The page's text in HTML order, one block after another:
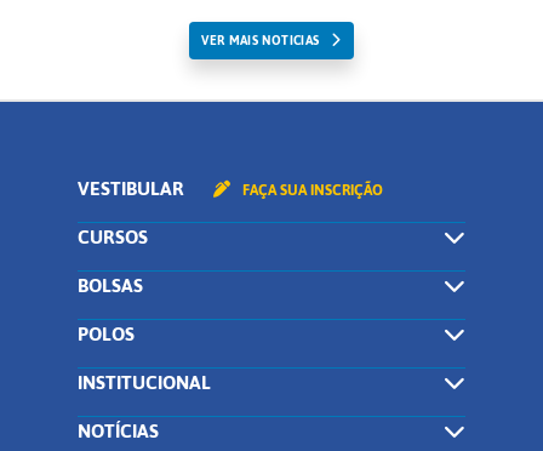
VER MAIS NOTICIAS
VESTIBULAR FAÇA SUA INSCRIÇÃO
CURSOS
BOLSAS
POLOS
INSTITUCIONAL
NOTÍCIAS